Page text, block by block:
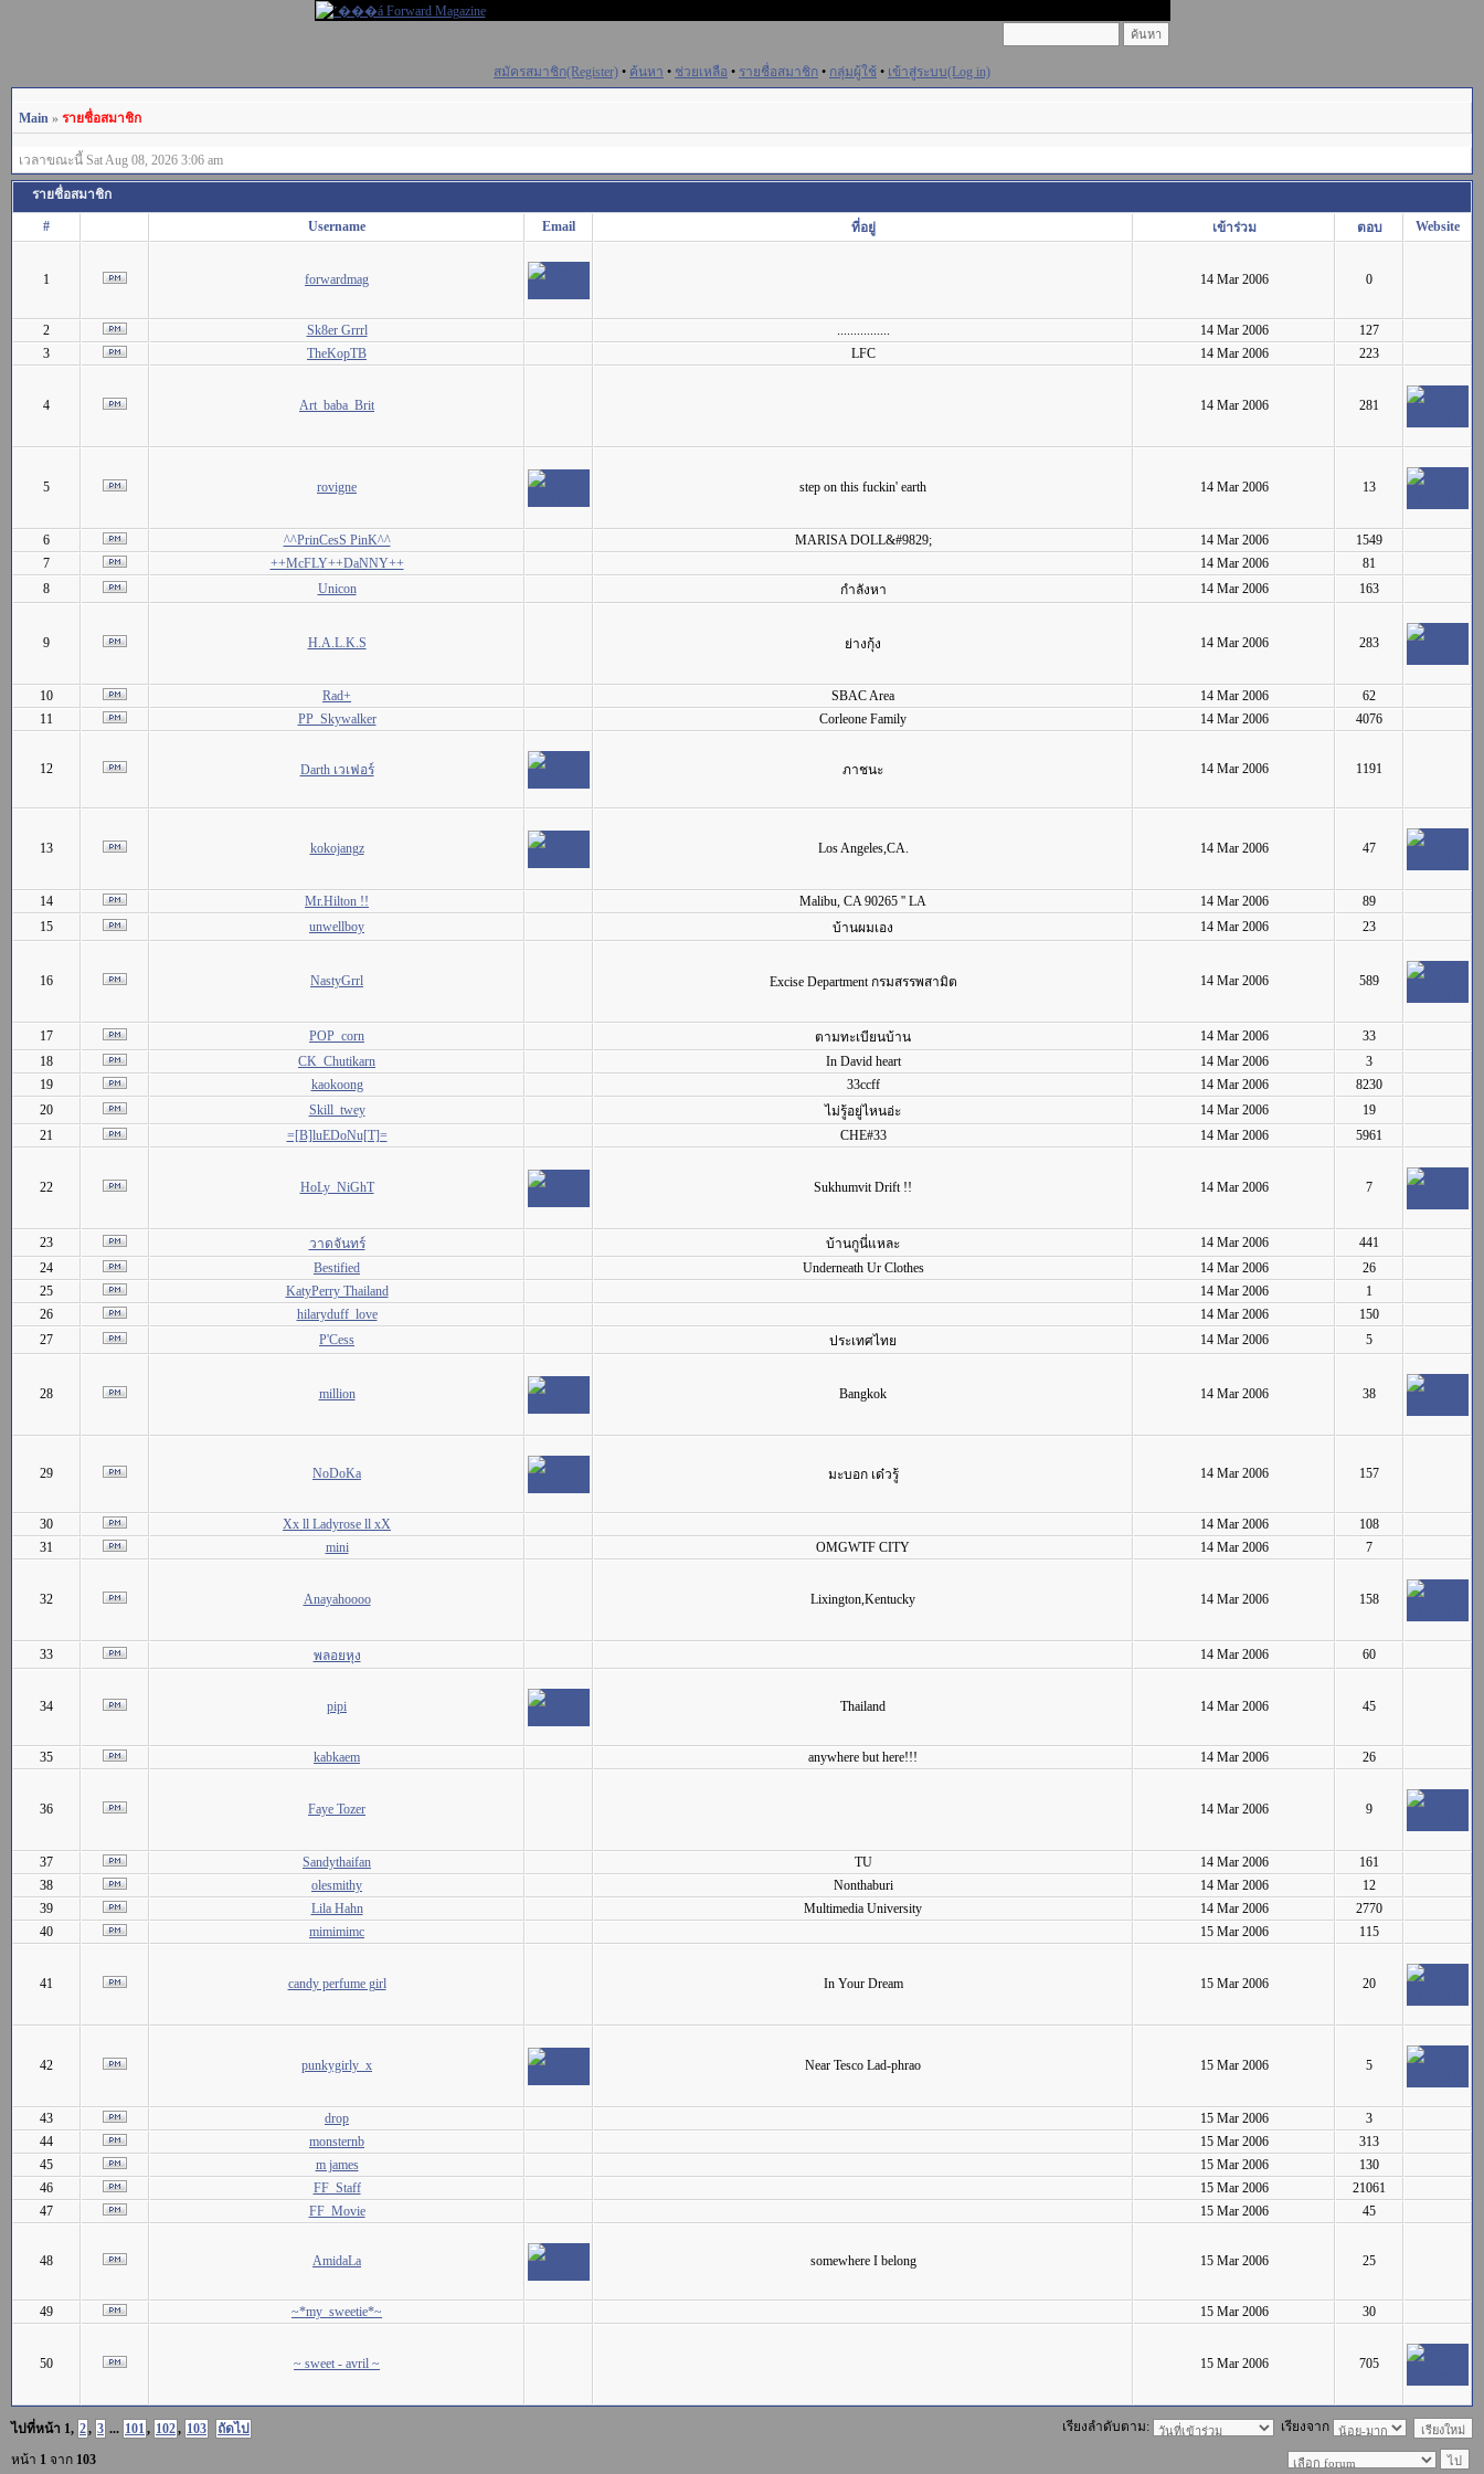
สมัครสมาชิก(Register) • ค้นหา • ช่วยเหลือ • รายชื่อสมาชิก • กลุ่มผู้ใช้ • เข้าสู่ระบบ(Log in)
Main » รายชื่อสมาชิก
เวลาขณะนี้ Sat Aug 08, 2026 3:06 am
รายชื่อสมาชิก
# Username Email ที่อยู่ เข้าร่วม ตอบ Website
1 forwardmag 14 Mar 2006 0
2 Sk8er Grrrl ................ 14 Mar 2006
127
3
TheKopTB LFC 14 Mar 2006 223
4 Art_baba_Brit 14 Mar 2006 281
5 rovigne step on this fuckin' earth 14 Mar 2006 13
6 ^^PrinCesS PinK^^ MARISA DOLL&#9829; 14 Mar 2006
1549
7
++McFLY++DaNNY++ 14 Mar 2006
81
8
Unicon กำลังหา 14 Mar 2006 163
9 H.A.L.K.S ย่างกุ้ง 14 Mar 2006 283
10 Rad+ SBAC Area 14 Mar 2006
62
11
PP_Skywalker Corleone Family 14 Mar 2006 4076
12 Darth เวเฟอร์ ภาชนะ 14 Mar 2006 1191
13 kokojangz Los Angeles,CA. 14 Mar 2006 47
14 Mr.Hilton !! Malibu, CA 90265 '' LA 14 Mar 2006
89
15
unwellboy บ้านผมเอง 14 Mar 2006 23
16 NastyGrrl Excise Department กรมสรรพสามิต 14 Mar 2006 589
17 POP_corn ตามทะเบียนบ้าน 14 Mar 2006
33
18
CK_Chutikarn In David heart 14 Mar 2006
3
19
kaokoong 33ccff 14 Mar 2006
8230
20
Skill_twey ไม่รู้อยู่ไหนอ่ะ 14 Mar 2006
19
21
=[B]luEDoNu[T]= CHE#33 14 Mar 2006 5961
22 HoLy_NiGhT Sukhumvit Drift !! 14 Mar 2006 7
23 วาดจันทร์ บ้านกูนี่แหละ 14 Mar 2006
441
24
Bestified Underneath Ur Clothes 14 Mar 2006
26
25
KatyPerry Thailand 14 Mar 2006
1
26
hilaryduff_love 14 Mar 2006
150
27
P'Cess ประเทศไทย 14 Mar 2006 5
28 million Bangkok 14 Mar 2006 38
29 NoDoKa มะบอก เด๋วรู้ 14 Mar 2006 157
30 Xx ll Ladyrose ll xX 14 Mar 2006
108
31
mini OMGWTF CITY 14 Mar 2006 7
32 Anayahoooo Lixington,Kentucky 14 Mar 2006 158
33 พลอยหุง 14 Mar 2006 60
34 pipi Thailand 14 Mar 2006 45
35 kabkaem anywhere but here!!! 14 Mar 2006 26
36 Faye Tozer 14 Mar 2006 9
37 Sandythaifan TU 14 Mar 2006
161
38
olesmithy Nonthaburi 14 Mar 2006
12
39
Lila Hahn Multimedia University 14 Mar 2006
2770
40
mimimimc 15 Mar 2006 115
41 candy perfume girl In Your Dream 15 Mar 2006 20
42 punkygirly_x Near Tesco Lad-phrao 15 Mar 2006 5
43 drop 15 Mar 2006
3
44
monsternb 15 Mar 2006
313
45
m james 15 Mar 2006
130
46
FF_Staff 15 Mar 2006
21061
47
FF_Movie 15 Mar 2006 45
48 AmidaLa somewhere I belong 15 Mar 2006 25
49 ~*my_sweetie*~ 15 Mar 2006 30
50 ~ sweet - avril ~ 15 Mar 2006 705
ไปที่หน้า 1, 2, 3 ... 101, 102, 103 ถัดไป เรียงลำดับตาม: เรียงจาก
หน้า 1 จาก 103